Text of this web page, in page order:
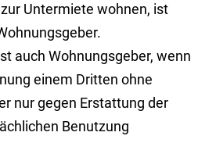
Untermiete wohnen, ist
auch Wohnungsgeber, wenn
einem Dritten ohne
nur gegen Erstattung der
Benutzung